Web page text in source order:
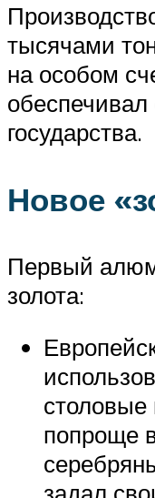
тысячами
на особом
обеспечивал
государства.
Новое
Первый
золота:
столовые
попроще